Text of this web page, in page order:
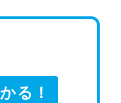
る！